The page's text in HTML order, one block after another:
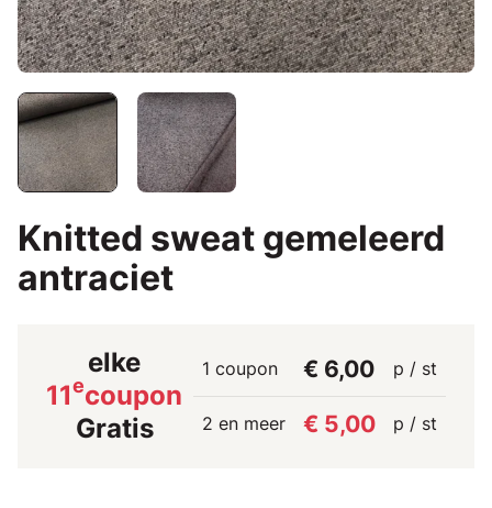
Knitted sweat gemeleerd
antraciet
elke
11ecoupon
Gratis
1 coupon € 6,00 p / st
2 en meer € 5,00 p / st